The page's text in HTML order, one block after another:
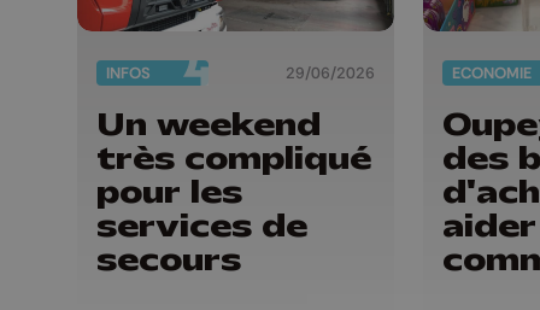
INFOS 29/06/2026
Un weekend
très compliqué
pour les
services de
secours
ECONOMIE
des